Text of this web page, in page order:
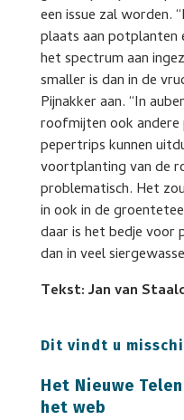
een issue zal worden.
plaats aan potplanten
het spectrum aan
smaller is dan in de
Pijnakker aan. “In
roofmijten ook
pepertrips kunnen
voortplanting van de
problematisch. Het
in ook in de
daar is het bedje voor
dan in veel
Tekst: Jan van
Dit vindt u
Het Nieuwe
het web